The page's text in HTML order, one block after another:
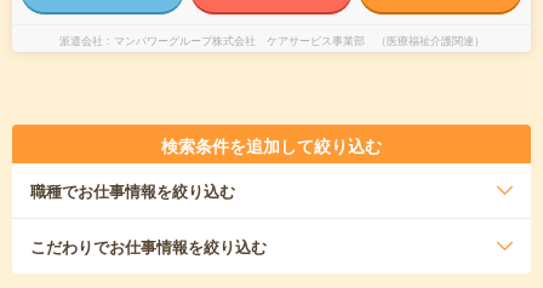
派遣会社 マンパワーグループ株式会社 ケアサービス事業部 （医療福祉介護関連）
検索条件を追加して絞り込む
職種でお仕事情報を絞り込む
こだわりでお仕事情報を絞り込む